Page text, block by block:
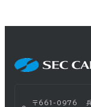
〒661-0976 兵庫